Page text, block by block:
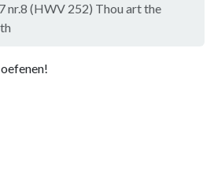
nr.8 (HWV 252) Thou art the